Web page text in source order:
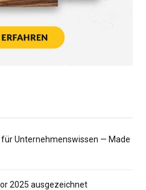
Unternehmenswissen — Made
2025 ausgezeichnet